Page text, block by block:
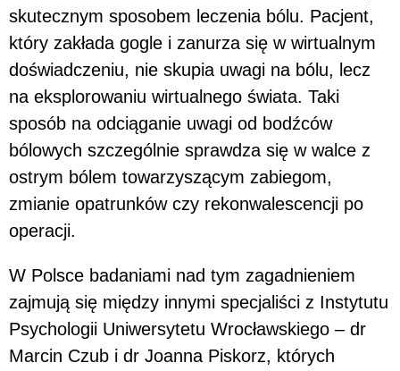
skutecznym sposobem leczenia bólu. Pacjent,
który zakłada gogle i zanurza się w wirtualnym
doświadczeniu, nie skupia uwagi na bólu, lecz
na eksplorowaniu wirtualnego świata. Taki
sposób na odciąganie uwagi od bodźców
bólowych szczególnie sprawdza się w walce z
ostrym bólem towarzyszącym zabiegom,
zmianie opatrunków czy rekonwalescencji po
operacji.
W Polsce badaniami nad tym zagadnieniem
zajmują się między innymi specjaliści z Instytutu
Psychologii Uniwersytetu Wrocławskiego – dr
Marcin Czub i dr Joanna Piskorz, których